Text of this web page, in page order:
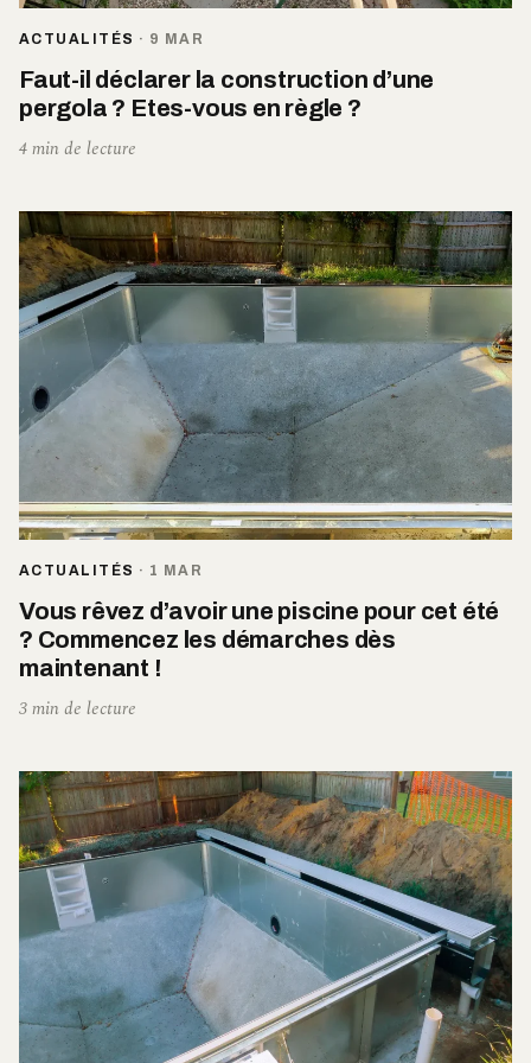
ACTUALITÉS · 9 MAR
Faut-il déclarer la construction d’une
pergola ? Etes-vous en règle ?
4 min de lecture
ACTUALITÉS · 1 MAR
Vous rêvez d’avoir une piscine pour cet été
? Commencez les démarches dès
maintenant !
3 min de lecture